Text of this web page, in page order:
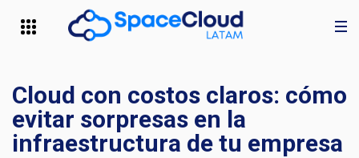
Cloud con costos claros: cómo
evitar sorpresas en la
infraestructura de tu empresa